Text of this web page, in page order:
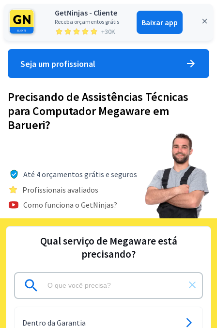
GetNinjas - Cliente
Receba orçamentos grátis
+30K
Baixar app
Entrar
Seja um profissional
Precisando de Assistências Técnicas
para Computador Megaware em
Barueri?
Até 4 orçamentos grátis e seguros
Profissionais avaliados
Como funciona o GetNinjas?
Qual serviço de Megaware está
precisando?
Dentro da Garantia